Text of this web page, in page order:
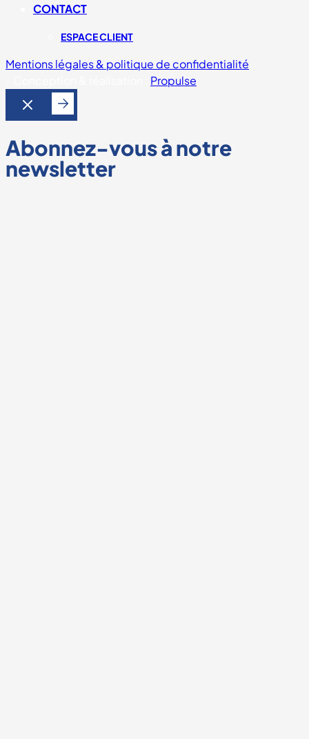
CONTACT
ESPACE CLIENT
Mentions légales & politique de confidentialité
Propulse
Abonnez-vous à notre
newsletter